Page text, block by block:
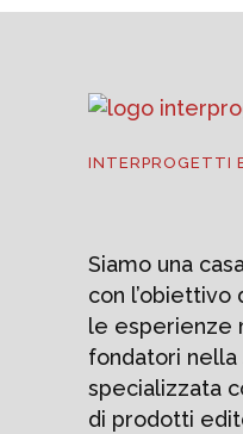
INTERPROGETTI
Siamo una
con
le esperienze
fondatori nella
specializzata
di prodotti